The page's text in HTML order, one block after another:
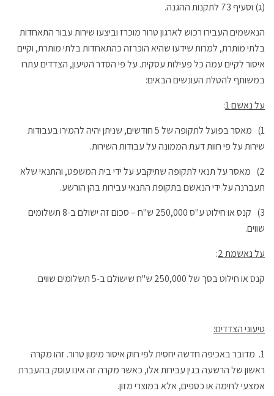
(ג) וסעיף 73 לתקנות ההגנה.
הנאשמים העבירו רכוש לארגון טרור מוכרז וביצעו שירות עבור התאחדות
בלתי מותרת, למרות שידעו שהיא הוכרזה כהתאחדות בלתי מותרת, וקיים
איסור לקיים עמה כל פעילות עסקית. על פי הסדר הטיעון, הצדדים עתרו
במשותף להטלת העונשים הבאים:
על נאשם 1 :
1) מאסר בפועל לתקופה של 5 חודשים, שניתן יהיה להמירו בעבודות
שירות על פי חוות דעת הממונה על עבודות השירות.
2) מאסר על תנאי לתקופה שתיקבע על ידי בית המשפט, והתנאי שלא
תעברנה על ידי הנאשם בתקופת התנאי עבירות בהן הורשע.
3) קנס או חילוט ע"ס 250,000 ש"ח – סכום זה ישולם ב-8 תשלומים
שווים.
על נאשמת 2
:
קנס או חילוט בסך של 250,000 ש"ח שישולם ב-5 תשלומים שווים.
טיעוני הצדדים:
1. מדובר באכיפה חדשה יחסית לפי חוק איסור מימון טרור. זהו מקרה
ראשון של הרשעה בגין עבירות אלו, כאשר מקרה זה אינו עוסק בהעברת
אמצעי לחימה או כספים, אלא במוצרי מזון.